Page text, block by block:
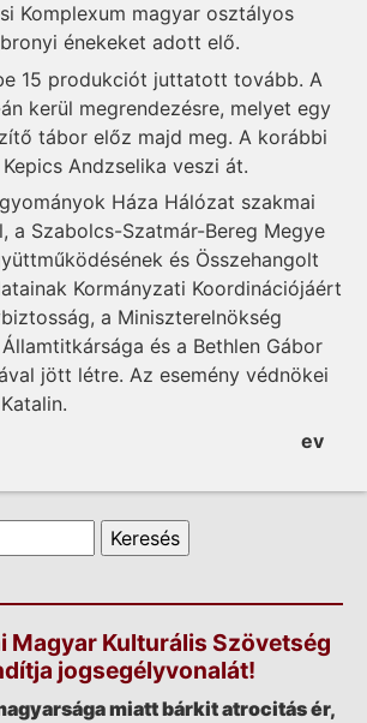
Komplexum magyar osztályos
énekeket adott elő.
15 produkciót juttatott tovább. A
kerül megrendezésre, melyet egy
tábor előz majd meg. A korábbi
Andzselika veszi át.
Háza Hálózat szakmai
a Szabolcs-Szatmár-Bereg Megye
és Összehangolt
Kormányzati Koordinációjáért
a Miniszterelnökség
és a Bethlen Gábor
jött létre. Az esemény védnökei
ev
Magyar Kulturális Szövetség
jogsegélyvonalát!
miatt bárkit atrocitás ér,